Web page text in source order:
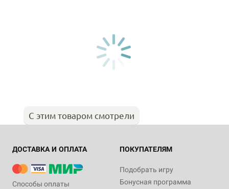
С этим товаром смотрели
ДОСТАВКА И ОПЛАТА
Способы оплаты
ПОКУПАТЕЛЯМ
Подобрать игру
Бонусная программа